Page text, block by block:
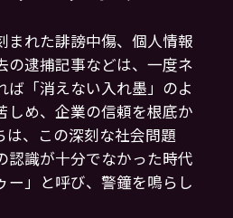
まれた誹謗中傷、個人情報
の逮捕記事などは、一度ネ
ば「消えない入れ墨」のよ
しめ、企業の信頼を根底か
は、この深刻な社会問題
認識が十分でなかった時代
ー」と呼び、警鐘を鳴らし